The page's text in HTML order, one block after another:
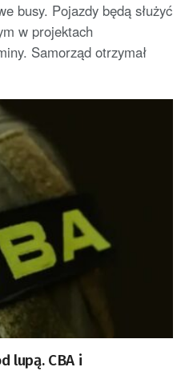
busy. Pojazdy będą służyć
w projektach
Samorząd otrzymał
lupą. CBA i